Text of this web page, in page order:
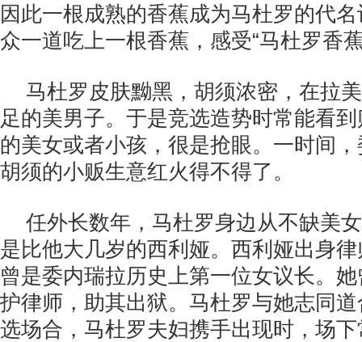
因此一根成熟的香蕉成为马杜罗的代
众一道吃上一根香蕉，感受“马杜罗香
马杜罗皮肤黝黑，胡须浓密，在拉
足的美男子。于是竞选造势时常能看
的美女或者小孩，很是抢眼。一时间
胡须的小贩生意红火得不得了。
任外长数年，马杜罗身边从不缺美
是比他大几岁的西利娅。西利娅出身
曾是委内瑞拉历史上第一位女议长。
护律师，助其出狱。马杜罗与她志同
选场合，马杜罗夫妇携手出现时，场